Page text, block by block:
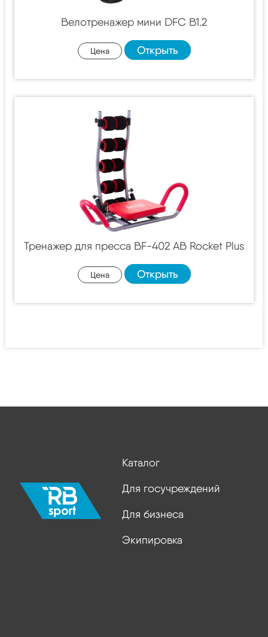
Велотренажер мини DFC B1.2
Цена Открыть
Тренажер для пресса BF-402 AB Rocket Plus
Цена Открыть
Каталог
Для госучреждений
Для бизнеса
Экипировка